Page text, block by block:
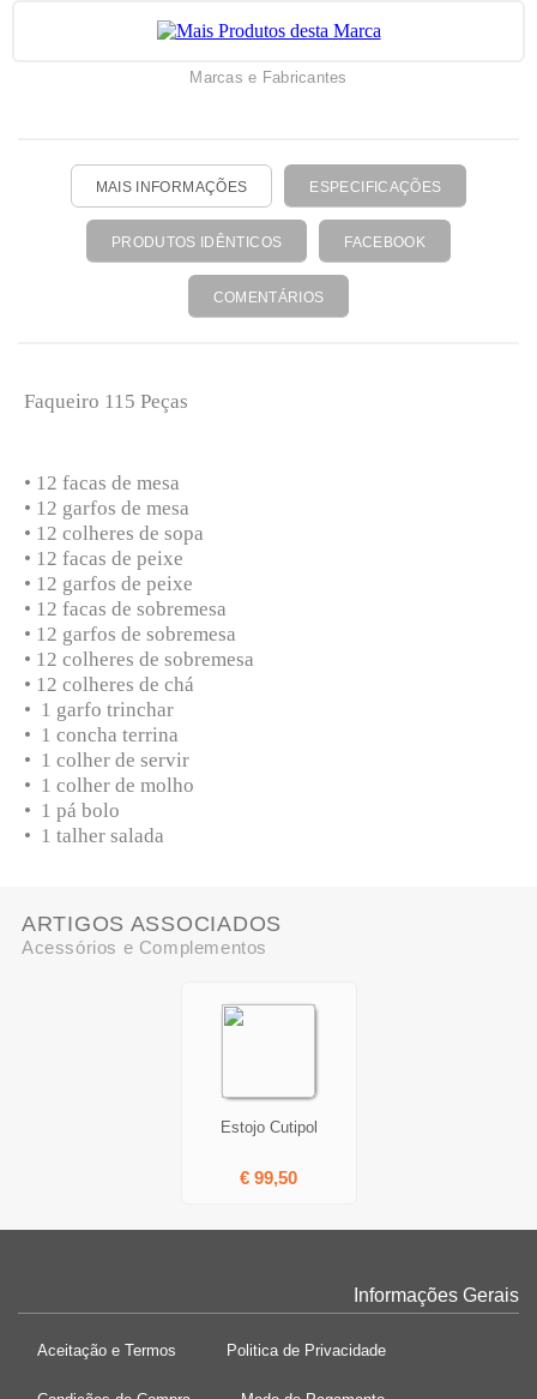
Marcas e Fabricantes
MAIS INFORMAÇÕES ESPECIFICAÇÕES
PRODUTOS IDÊNTICOS FACEBOOK
COMENTÁRIOS
Faqueiro 115 Peças
• 12 facas de mesa
• 12 garfos de mesa
• 12 colheres de sopa
• 12 facas de peixe
• 12 garfos de peixe
• 12 facas de sobremesa
• 12 garfos de sobremesa
• 12 colheres de sobremesa
• 12 colheres de chá
• 1 garfo trinchar
• 1 concha terrina
• 1 colher de servir
• 1 colher de molho
• 1 pá bolo
• 1 talher salada
ARTIGOS ASSOCIADOS
Acessórios e Complementos
Estojo Cutipol
€ 99,50
Informações Gerais
Aceitação e Termos Politica de Privacidade